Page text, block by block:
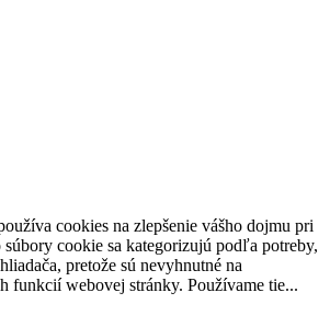
cookies na zlepšenie vášho dojmu pri
cookie sa kategorizujú podľa potreby,
pretože sú nevyhnutné na
funkcií webovej stránky. Používame tie...